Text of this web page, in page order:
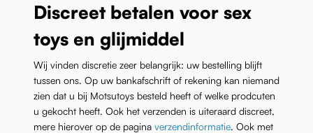
Discreet betalen voor sex
toys en glijmiddel
Wij vinden discretie zeer belangrijk: uw bestelling blijft
tussen ons. Op uw bankafschrift of rekening kan niemand
zien dat u bij Motsutoys besteld heeft of welke prodcuten
u gekocht heeft. Ook het verzenden is uiteraard discreet,
mere hierover op de pagina verzendinformatie. Ook met